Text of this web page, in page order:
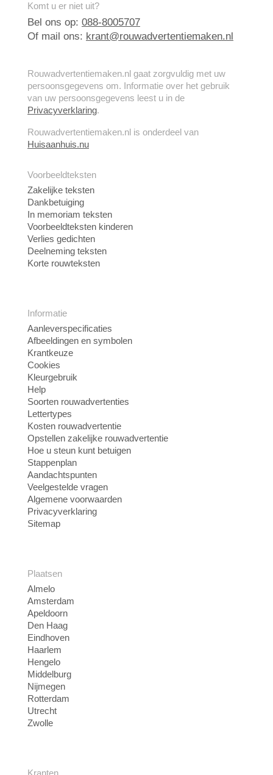
Komt u er niet uit?
Bel ons op: 088-8005707
Of mail ons: krant@rouwadvertentiemaken.nl
Rouwadvertentiemaken.nl gaat zorgvuldig met uw
persoonsgegevens om. Informatie over het gebruik
van uw persoonsgegevens leest u in de
Privacyverklaring.
Rouwadvertentiemaken.nl is onderdeel van
Huisaanhuis.nu
Voorbeeldteksten
Zakelijke teksten
Dankbetuiging
In memoriam teksten
Voorbeeldteksten kinderen
Verlies gedichten
Deelneming teksten
Korte rouwteksten
Informatie
Aanleverspecificaties
Afbeeldingen en symbolen
Krantkeuze
Cookies
Kleurgebruik
Help
Soorten rouwadvertenties
Lettertypes
Kosten rouwadvertentie
Opstellen zakelijke rouwadvertentie
Hoe u steun kunt betuigen
Stappenplan
Aandachtspunten
Veelgestelde vragen
Algemene voorwaarden
Privacyverklaring
Sitemap
Plaatsen
Almelo
Amsterdam
Apeldoorn
Den Haag
Eindhoven
Haarlem
Hengelo
Middelburg
Nijmegen
Rotterdam
Utrecht
Zwolle